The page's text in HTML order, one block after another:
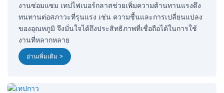
งานซ่อมแซม เทปไฟเบอร์กลาสช่วยเพิ่มความต้านทานแรงดึง
ทนทานต่อสภาวะที่รุนแรง เช่น ความชื้นและการเปลี่ยนแปลง
ของอุณหภูมิ จึงมั่นใจได้ถึงประสิทธิภาพที่เชื่อถือได้ในการใช้
งานที่หลากหลาย
อ่านเพิ่มเติม >